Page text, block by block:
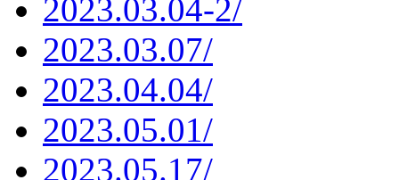
2023.03.04-2/
2023.03.07/
2023.04.04/
2023.05.01/
2023.05.17/